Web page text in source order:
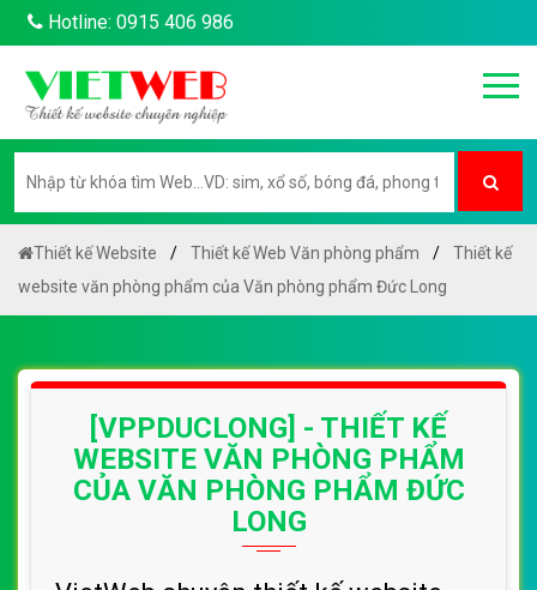
Hotline: 0915 406 986
Thiết kế Website Thiết kế Web Văn phòng phẩm
Thiết kế
website văn phòng phẩm của Văn phòng phẩm Đức Long
[VPPDUCLONG] - THIẾT KẾ
WEBSITE VĂN PHÒNG PHẨM
CỦA VĂN PHÒNG PHẨM ĐỨC
LONG